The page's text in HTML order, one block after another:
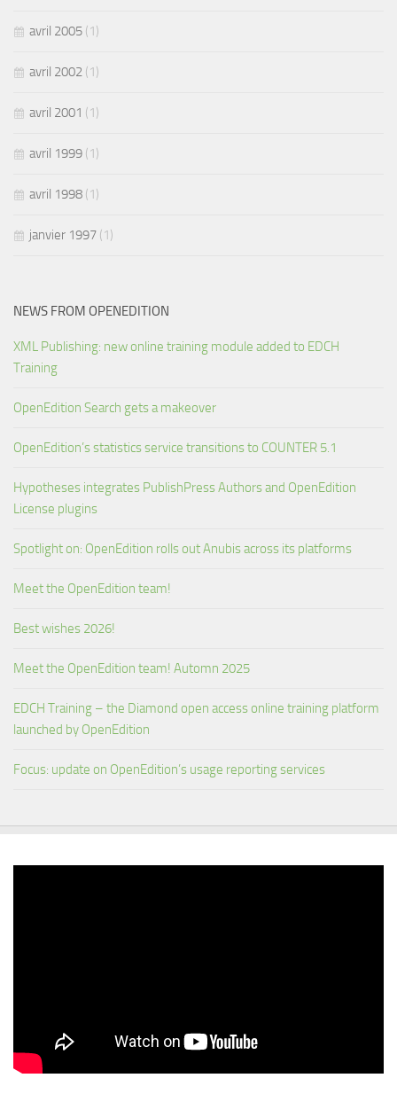
avril 2005 (1)
avril 2002 (1)
avril 2001 (1)
avril 1999 (1)
avril 1998 (1)
janvier 1997 (1)
NEWS FROM OPENEDITION
XML Publishing: new online training module added to EDCH
Training
OpenEdition Search gets a makeover
OpenEdition’s statistics service transitions to COUNTER 5.1
Hypotheses integrates PublishPress Authors and OpenEdition
License plugins
Spotlight on: OpenEdition rolls out Anubis across its platforms
Meet the OpenEdition team!
Best wishes 2026!
Meet the OpenEdition team! Automn 2025
EDCH Training – the Diamond open access online training platform
launched by OpenEdition
Focus: update on OpenEdition’s usage reporting services